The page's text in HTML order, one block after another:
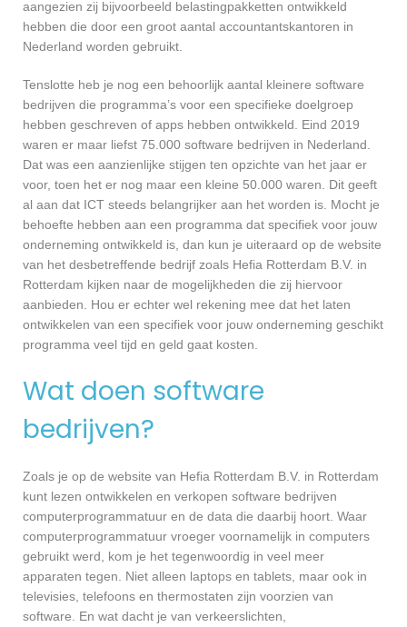
aangezien zij bijvoorbeeld belastingpakketten ontwikkeld
hebben die door een groot aantal accountantskantoren in
Nederland worden gebruikt.
Tenslotte heb je nog een behoorlijk aantal kleinere software
bedrijven die programma’s voor een specifieke doelgroep
hebben geschreven of apps hebben ontwikkeld. Eind 2019
waren er maar liefst 75.000 software bedrijven in Nederland.
Dat was een aanzienlijke stijgen ten opzichte van het jaar er
voor, toen het er nog maar een kleine 50.000 waren. Dit geeft
al aan dat ICT steeds belangrijker aan het worden is. Mocht je
behoefte hebben aan een programma dat specifiek voor jouw
onderneming ontwikkeld is, dan kun je uiteraard op de website
van het desbetreffende bedrijf zoals Hefia Rotterdam B.V. in
Rotterdam kijken naar de mogelijkheden die zij hiervoor
aanbieden. Hou er echter wel rekening mee dat het laten
ontwikkelen van een specifiek voor jouw onderneming geschikt
programma veel tijd en geld gaat kosten.
Wat doen software
bedrijven?
Zoals je op de website van Hefia Rotterdam B.V. in Rotterdam
kunt lezen ontwikkelen en verkopen software bedrijven
computerprogrammatuur en de data die daarbij hoort. Waar
computerprogrammatuur vroeger voornamelijk in computers
gebruikt werd, kom je het tegenwoordig in veel meer
apparaten tegen. Niet alleen laptops en tablets, maar ook in
televisies, telefoons en thermostaten zijn voorzien van
software. En wat dacht je van verkeerslichten,